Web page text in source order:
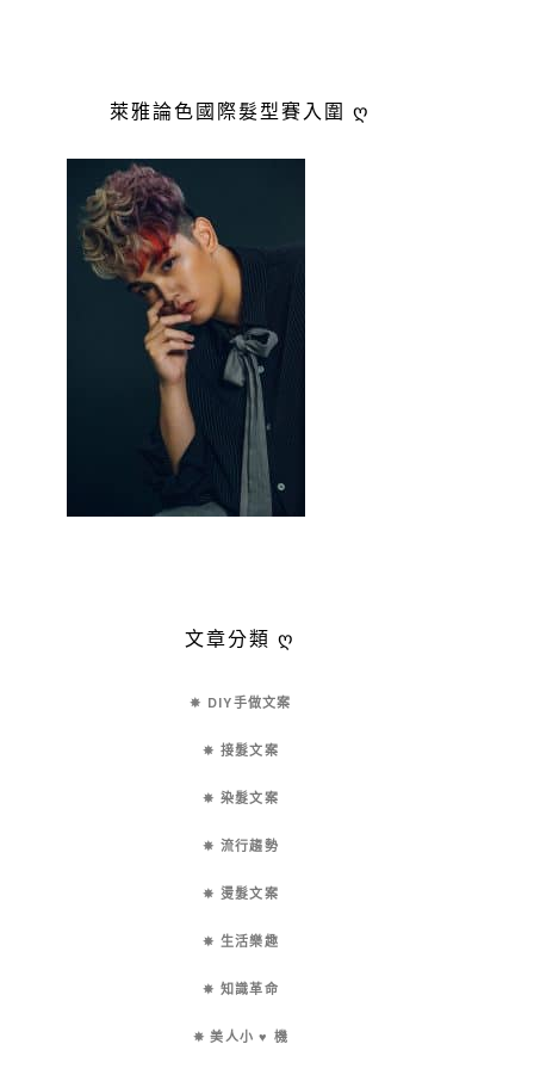
萊雅論色國際髮型賽入圍 ღ
文章分類 ღ
✵ DIY手做文案
✵ 接髮文案
✵ 染髮文案
✵ 流行趨勢
✵ 燙髮文案
✵ 生活樂趣
✵ 知識革命
✵ 美人小 ♥ 機